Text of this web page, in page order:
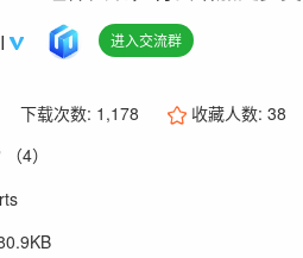
进入交流群
下载次数: 1,178 收藏人数:38
（4）